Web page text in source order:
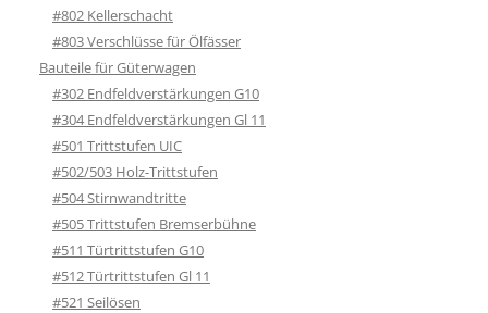
#802 Kellerschacht
#803 Verschlüsse für Ölfässer
Bauteile für Güterwagen
#302 Endfeldverstärkungen G10
#304 Endfeldverstärkungen Gl 11
#501 Trittstufen UIC
#502/503 Holz-Trittstufen
#504 Stirnwandtritte
#505 Trittstufen Bremserbühne
#511 Türtrittstufen G10
#512 Türtrittstufen Gl 11
#521 Seilösen